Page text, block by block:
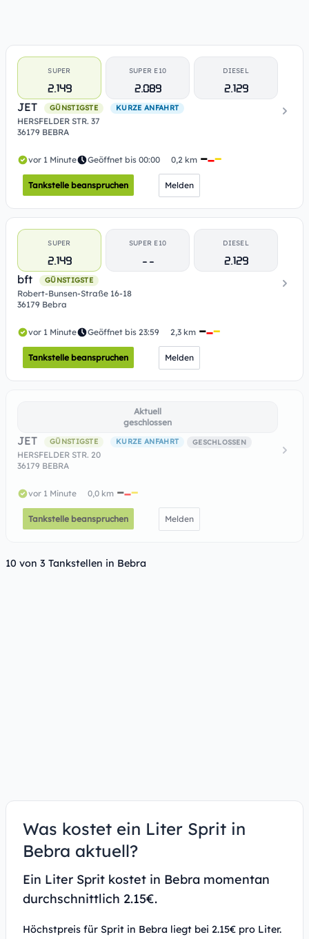
SUPER
2.149
SUPER E10
2.089
DIESEL
2.129
JET
GÜNSTIGSTE KURZE ANFAHRT
HERSFELDER STR. 37
36179 BEBRA
vor 1 Minute Geöffnet bis 00:00 0,2 km
Tankstelle beanspruchen Melden
SUPER
2.149
SUPER E10
- -
DIESEL
2.129
bft
GÜNSTIGSTE
Robert-Bunsen-Straße 16-18
36179 Bebra
vor 1 Minute Geöffnet bis 23:59 2,3 km
Tankstelle beanspruchen Melden
Aktuell
geschlossen
JET GÜNSTIGSTE KURZE ANFAHRT GESCHLOSSEN
HERSFELDER STR. 20
36179 BEBRA
vor 1 Minute 0,0 km
Tankstelle beanspruchen Melden
10 von 3 Tankstellen in Bebra
Was kostet ein Liter Sprit in
Bebra aktuell?
Ein Liter Sprit kostet in Bebra momentan
durchschnittlich 2.15€.
Höchstpreis für Sprit in Bebra liegt bei 2.15€ pro Liter.